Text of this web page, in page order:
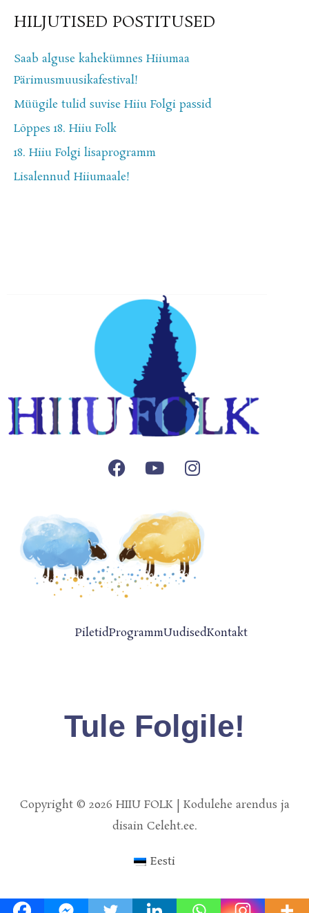
r
r
:
HILJUTISED POSTITUSED
Saab alguse kahekümnes Hiiumaa
Pärimusmuusikafestival!
Müügile tulid suvise Hiiu Folgi passid
Lõppes 18. Hiiu Folk
18. Hiiu Folgi lisaprogramm
Lisalennud Hiiumaale!
Facebook
YoutubeInstagram
PiletidProgrammUudisedKontakt
Tule Folgile!
Copyright © 2026 HIIU FOLK | Kodulehe arendus ja
disain Celeht.ee.
Eesti